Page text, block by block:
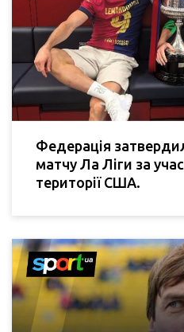
Федерація
матчу Ла Ліги за
території США.